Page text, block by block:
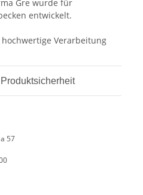
Gre wurde für
entwickelt.
Verarbeitung
57